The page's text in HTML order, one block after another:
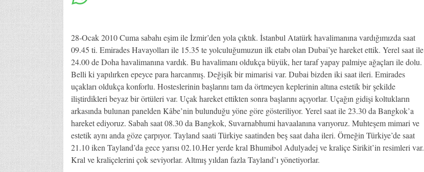
28-Ocak 2010 Cuma sabahı eşim ile İzmir’den yola çıktık. İstanbul Atatürk havalimanına vardığımızda saat
09.45 ti. Emirades Havayolları ile 15.35 te yolculuğumuzun ilk etabı olan Dubai’ye hareket ettik. Yerel saat ile
24.00 de Doha havalimanına vardık. Bu havalimanı oldukça büyük, her taraf yapay palmiye ağaçları ile dolu.
Belli ki yapılırken epeyce para harcanmış. Değişik bir mimarisi var. Dubai bizden iki saat ileri. Emirades
uçakları oldukça konforlu. Hosteslerinin başlarını tam da örtmeyen keplerinin altına estetik bir şekilde
iliştirdikleri beyaz bir örtüleri var. Uçak hareket ettikten sonra başlarını açıyorlar. Uçağın gidişi koltukların
arkasında bulunan panelden Kâbe’nin bulunduğu yöne göre gösteriliyor. Yerel saat ile 23.30 da Bangkok’a
hareket ediyoruz. Sabah saat 08.30 da Bangkok, Suvarnabhumi havaalanına varıyoruz. Muhteşem mimari ve
estetik aynı anda göze çarpıyor. Tayland saati Türkiye saatinden beş saat daha ileri. Örneğin Türkiye’de saat
21.10 iken Tayland’da gece yarısı 02.10.Her yerde kral Bhumibol Adulyadej ve kraliçe Sirikit’in resimleri var.
Kral ve kraliçelerini çok seviyorlar. Altmış yıldan fazla Tayland’ı yönetiyorlar.